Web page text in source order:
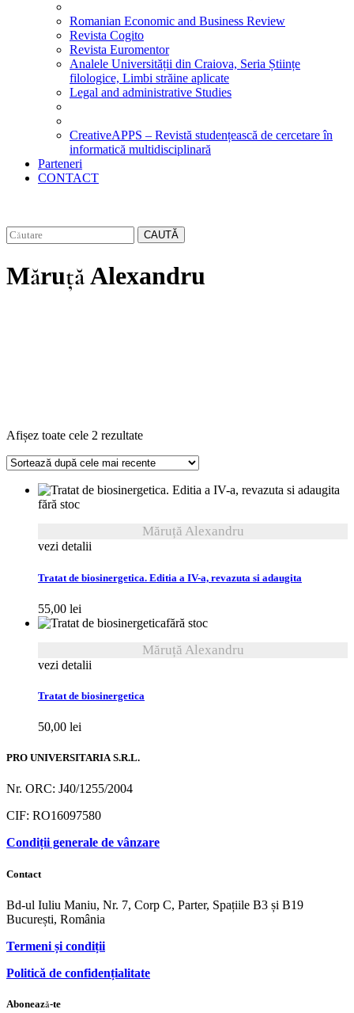
Romanian Economic and Business Review
Revista Cogito
Revista Euromentor
Analele Universității din Craiova, Seria Științe
filologice, Limbi străine aplicate
Legal and administrative Studies
CreativeAPPS – Revistă studențească de cercetare în
informatică multidisciplinară
Parteneri
CONTACT
CAUTĂ
Măruță Alexandru
Afișez toate cele 2 rezultateSortat
cele
recente
fără stoc
Măruță Alexandru
vezi detalii
Tratat de biosinergetica. Editia a IV-a, revazuta si adaugita
55,00 lei
fără stoc
Măruță Alexandru
vezi detalii
Tratat de biosinergetica
50,00 lei
PRO UNIVERSITARIA S.R.L.
Nr. ORC: J40/1255/2004
CIF: RO16097580
Condiții generale de vânzare
Contact
Bd-ul Iuliu Maniu, Nr. 7, Corp C, Parter, Spațiile B3 și B19
București, România
Termeni și condiții
Politică de confidențialitate
Abonează-te